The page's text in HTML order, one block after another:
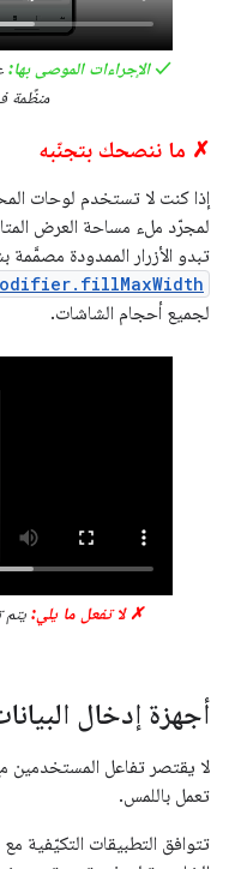
✓ الإجراءات الموصى بها:
منظَّمة
✗ ما ننصحك بتجنّبه
إذا كنت لا تستخدم لوحات
لمجرّد ملء مساحة العرض
تبدو الأزرار الممدودة
لجميع أحجام الشاشات.
✗ لا تفعل ما يلي: يتم
أجهزة إدخال
لا يقتصر تفاعل المستخدمين
تعمل باللمس.
تتوافق التطبيقات التكيّفية مع